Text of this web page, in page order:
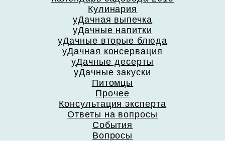
Кулинария
уДачная выпечка
уДачные напитки
уДачные вторые блюда
уДачная консервация
уДачные десерты
уДачные закуски
Питомцы
Прочее
Консультация эксперта
Ответы на вопросы
События
Вопросы